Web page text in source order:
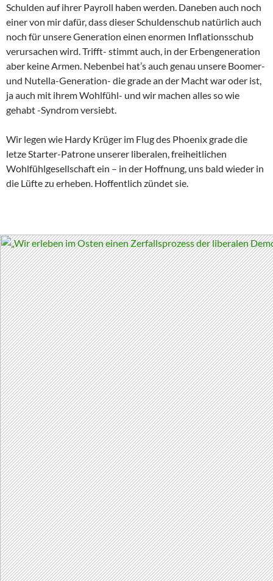
Schulden auf ihrer Payroll haben werden. Daneben auch noch
einer von mir dafür, dass dieser Schuldenschub natürlich auch
noch für unsere Generation einen enormen Inflationsschub
verursachen wird. Trifft- stimmt auch, in der Erbengeneration
aber keine Armen. Nebenbei hat’s auch genau unsere Boomer-
und Nutella-Generation- die grade an der Macht war oder ist,
ja auch mit ihrem Wohlfühl- und wir machen alles so wie
gehabt -Syndrom versiebt.
Wir legen wie Hardy Krüger im Flug des Phoenix grade die
letze Starter-Patrone unserer liberalen, freiheitlichen
Wohlfühlgesellschaft ein – in der Hoffnung, uns bald wieder in
die Lüfte zu erheben. Hoffentlich zündet sie.